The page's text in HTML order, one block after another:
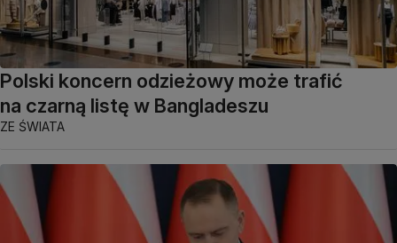
Polski koncern odzieżowy może trafić
na czarną listę w Bangladeszu
ZE ŚWIATA